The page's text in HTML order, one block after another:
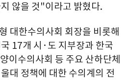
않을 것"이라고 밝혔다.
대한수의사회 회장을 비롯해
17개 시·도 지부장과 한국
이수의사회 등 주요 산하단체
대 정책에 대한 수의계의 전